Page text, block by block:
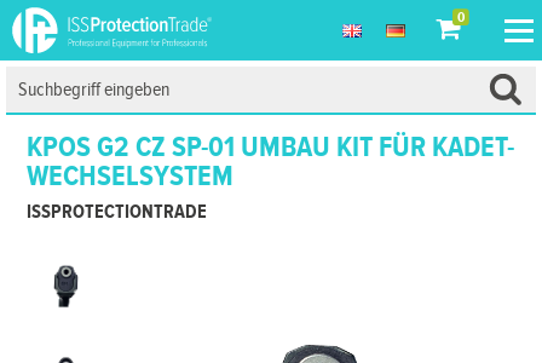
0
KPOS G2 CZ SP-01 UMBAU KIT FÜR KADET-
WECHSELSYSTEM
ISSPROTECTIONTRADE